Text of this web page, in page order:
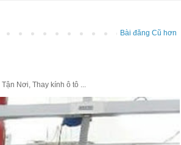
Bài đăng Cũ hơn
Nơi, Thay kính ô tô ...